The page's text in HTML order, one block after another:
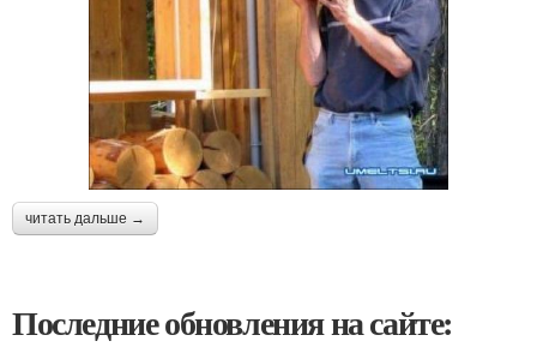
читать дальше →
Последние обновления на сайте: